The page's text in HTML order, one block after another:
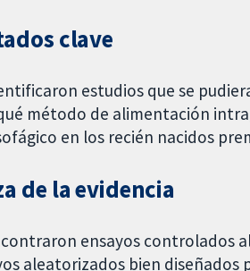
clave
estudios que se
método de alimentación
en los recién nacidos
de la evidencia
ensayos controlados
aleatorizados bien